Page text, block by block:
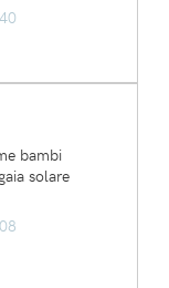
bambi
solare